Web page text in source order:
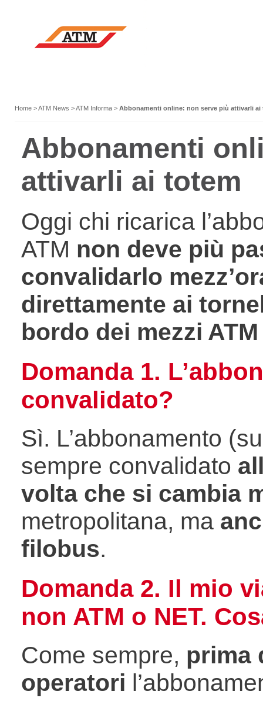
Home >ATM News >ATM Informa > Abbonamenti online: non serve più attivarli ai
Abbonamenti
attivarli ai totem
Oggi chi ricarica
ATM non deve più
convalidarlo
direttamente ai
bordo dei mezzi
Domanda 1.
convalidato?
Sì. L’abbonamento
sempre convalidato
volta che si cambia
metropolitana, ma
filobus.
Domanda 2. Il mio
non ATM o NET.
Come sempre, prima
operatori